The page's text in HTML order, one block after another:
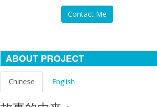
Contact Me
ABOUT PROJECT
Chinese English